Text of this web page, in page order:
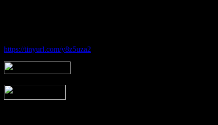
https://tinyurl.com/y8z5uza2